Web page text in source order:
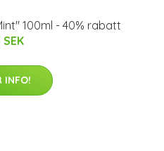
100ml - 40% rabatt
SEK
INFO!